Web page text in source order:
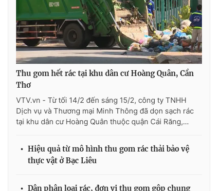
THỜI BÁO VTV
Cơ quan chủ quản:Đài Truyền hình Việt Nam
Giấy phép hoạt động báo in và báo điện tử số 483/GP-BTTTT
cấp ngày 29/12/2023
Phó Tổng Biên tập:Nguyễn Thị Mỹ Hạnh, Phạm Quốc Thắng,
Thu gom hết rác tại khu dân cư Hoàng Quân, Cần
Thơ
VTV.vn - Từ tối 14/2 đến sáng 15/2, công ty TNHH
Dịch vụ và Thương mại Minh Thông đã dọn sạch rác
tại khu dân cư Hoàng Quân thuộc quận Cái Răng,...
Hiệu quả từ mô hình thu gom rác thải bảo vệ
thực vật ở Bạc Liêu
Dân phân loại rác, đơn vị thu gom gộp chung